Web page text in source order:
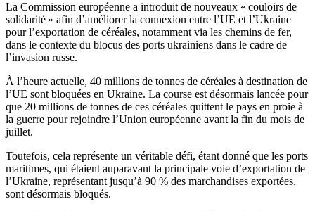
La Commission européenne a introduit de nouveaux « couloirs de
solidarité » afin d’améliorer la connexion entre l’UE et l’Ukraine
pour l’exportation de céréales, notamment via les chemins de fer,
dans le contexte du blocus des ports ukrainiens dans le cadre de
l’invasion russe.
À l’heure actuelle, 40 millions de tonnes de céréales à destination de
l’UE sont bloquées en Ukraine. La course est désormais lancée pour
que 20 millions de tonnes de ces céréales quittent le pays en proie à
la guerre pour rejoindre l’Union européenne avant la fin du mois de
juillet.
Toutefois, cela représente un véritable défi, étant donné que les ports
maritimes, qui étaient auparavant la principale voie d’exportation de
l’Ukraine, représentant jusqu’à 90 % des marchandises exportées,
sont désormais bloqués.